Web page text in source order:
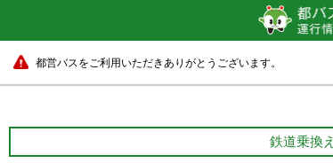
都営バスをご利用いただきありがとうございます。
鉄道乗換え